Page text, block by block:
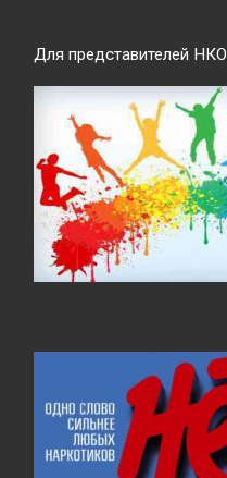
Для представителей НКО